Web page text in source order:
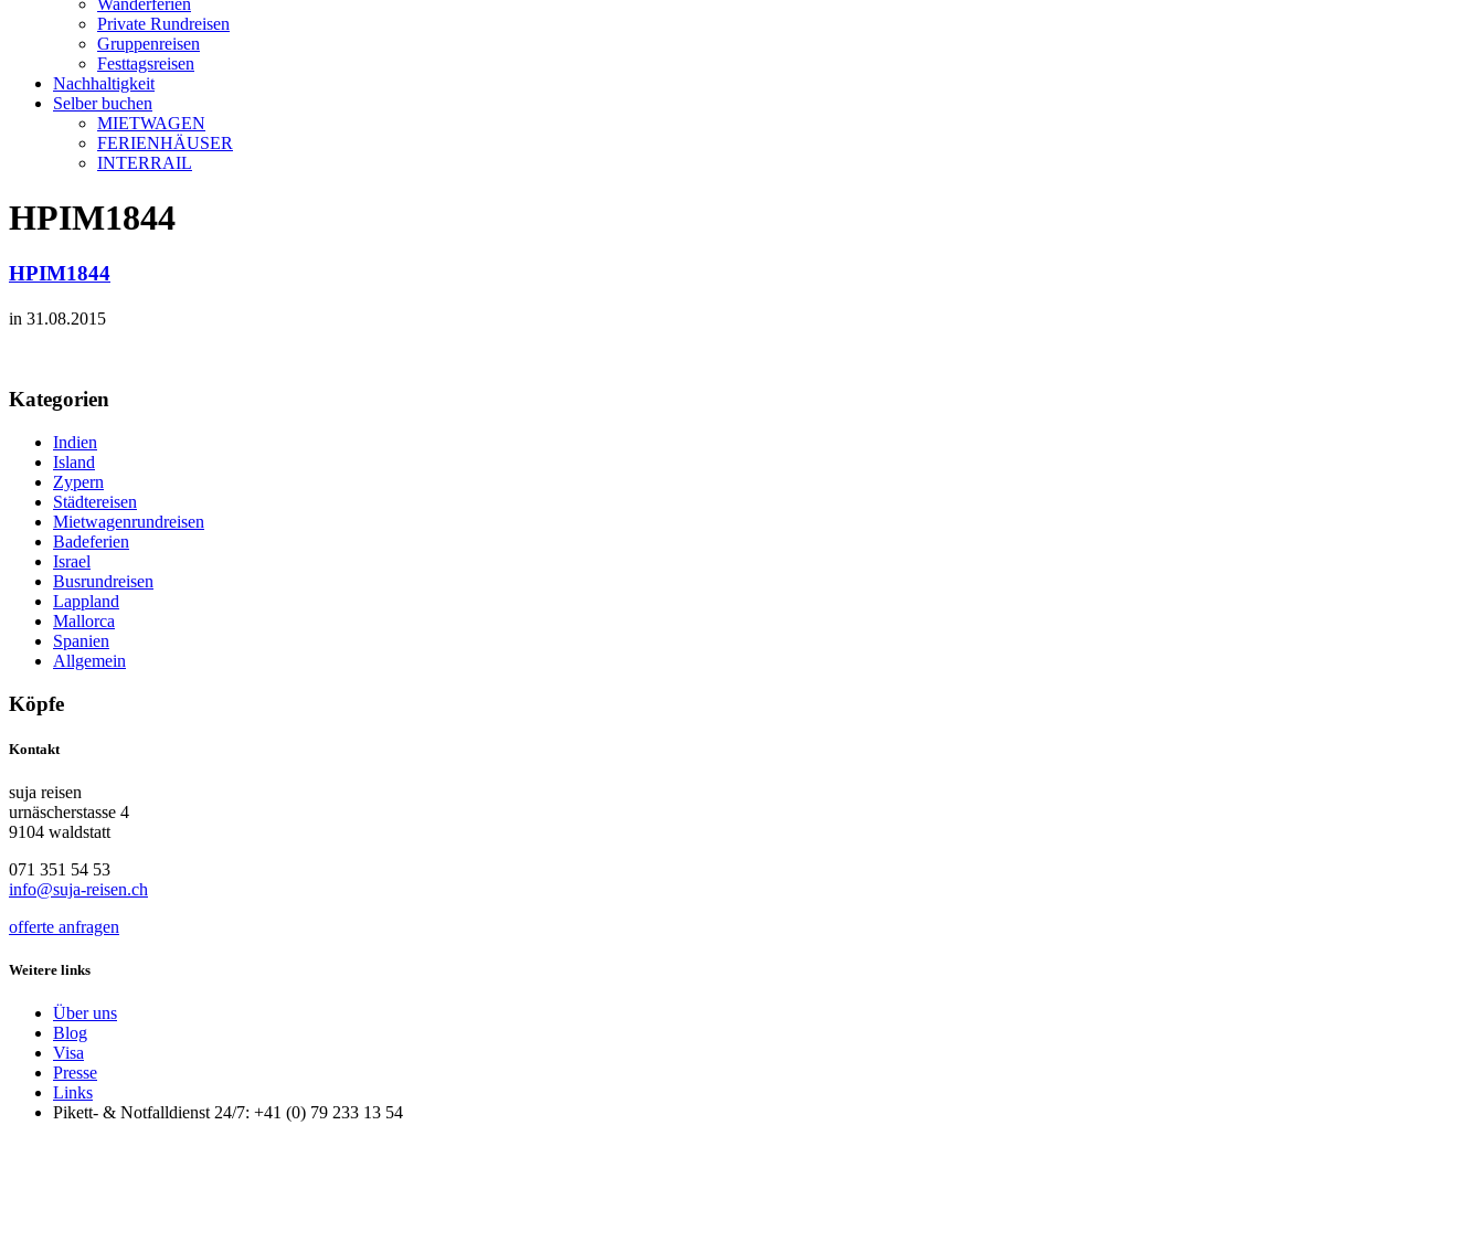
Wanderferien
Private Rundreisen
Gruppenreisen
Festtagsreisen
Nachhaltigkeit
Selber buchen
MIETWAGEN
FERIENHÄUSER
INTERRAIL
HPIM1844
HPIM1844
in 31.08.2015
Kategorien
Indien
Island
Zypern
Städtereisen
Mietwagenrundreisen
Badeferien
Israel
Busrundreisen
Lappland
Mallorca
Spanien
Allgemein
Köpfe
Kontakt
suja reisen
urnäscherstasse 4
9104 waldstatt
071 351 54 53
info@suja-reisen.ch
offerte anfragen
Weitere links
Über uns
Blog
Visa
Presse
Links
Pikett- & Notfalldienst 24/7: +41 (0) 79 233 13 54